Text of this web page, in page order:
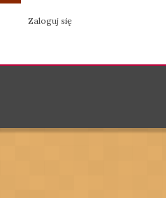
Zaloguj się